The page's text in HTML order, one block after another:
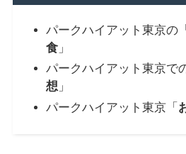
パークハイアット東京の「
食」
パークハイアット東京で
想」
パークハイアット東京「